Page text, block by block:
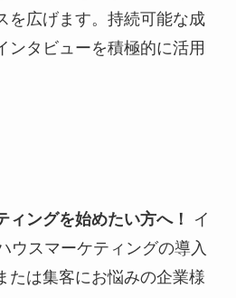
を広げます。持続可能な成
ンタビューを積極的に活用
ィングを始めたい方へ！
イ
ウスマーケティングの導入
たは集客にお悩みの企業様